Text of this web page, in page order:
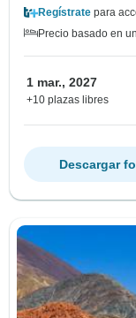
Regístrate para
Precio basado en
1 mar., 2027
+10 plazas libres
Descargar